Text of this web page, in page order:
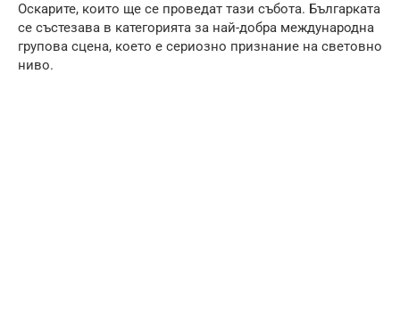
Оскарите, които ще се проведат тази събота. Българката
се състезава в категорията за най-добра международна
групова сцена, което е сериозно признание на световно
ниво.